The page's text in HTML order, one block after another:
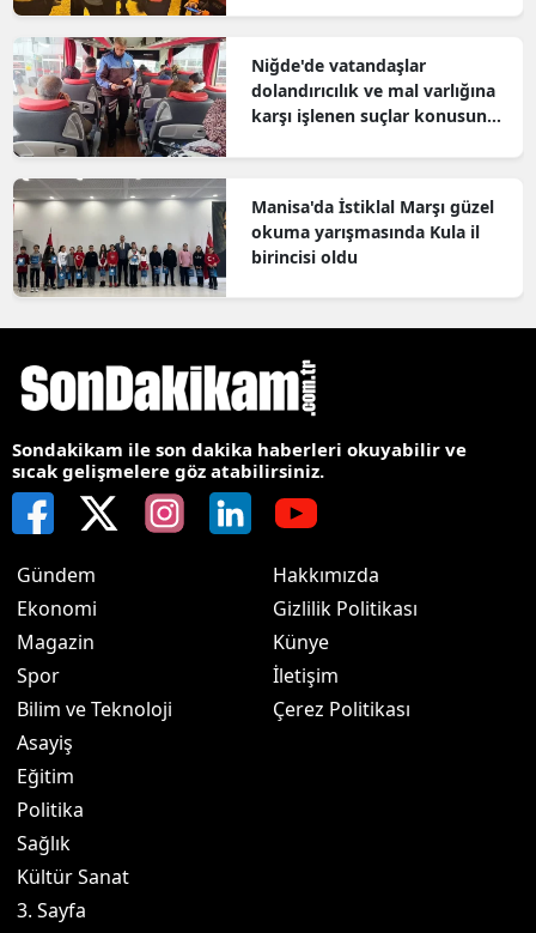
Niğde'de vatandaşlar
dolandırıcılık ve mal varlığına
karşı işlenen suçlar konusunda
Manisa'da İstiklal Marşı güzel
okuma yarışmasında Kula il
birincisi oldu
Sondakikam ile son dakika haberleri okuyabilir ve
sıcak gelişmelere göz atabilirsiniz.
Gündem
Ekonomi
Magazin
Spor
Bilim ve Teknoloji
Asayiş
Eğitim
Politika
Sağlık
Kültür Sanat
3. Sayfa
Hakkımızda
Gizlilik Politikası
Künye
İletişim
Çerez Politikası